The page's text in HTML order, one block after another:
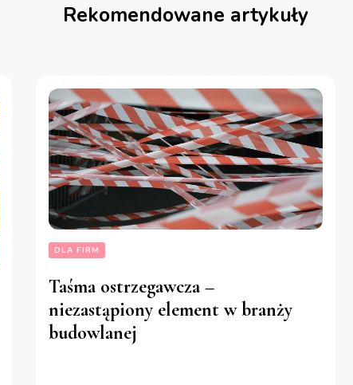
Rekomendowane artykuły
DLA FIRM
Taśma ostrzegawcza –
niezastąpiony element w branży
budowlanej